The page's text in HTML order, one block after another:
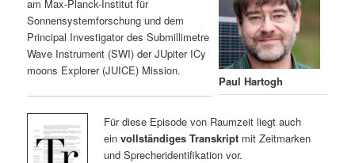
Paul Hartogh
am Max-Planck-Institut für
Sonnensystemforschung und dem
Principal Investigator des Submillimetre
Wave Instrument (SWI) der JUpiter ICy
moons Explorer (JUICE) Mission.
Für diese Episode von Raumzeit liegt auch
ein vollständiges Transkriptmit Zeitmarken
und Sprecheridentifikation vor.